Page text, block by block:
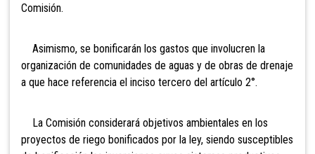
Comisión.
Asimismo, se bonificarán los gastos que involucren la
organización de comunidades de aguas y de obras de drenaje
a que hace referencia el inciso tercero del artículo 2°.
La Comisión considerará objetivos ambientales en los
proyectos de riego bonificados por la ley, siendo susceptibles